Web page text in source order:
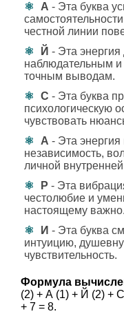
А - Эта буква
честной линии
Й - Эта
наблюдательным
точным выводам.
С - Эта буква
психологическую
чувствовать
А - Эта энергия
независимость,
личной
Р - Эта
честолюбие и
настоящему важно.
И - Эта буква
интуицию,
чувствительность.
Формула
(2) + А (1) + Й (2) +
+ 7 = 8.